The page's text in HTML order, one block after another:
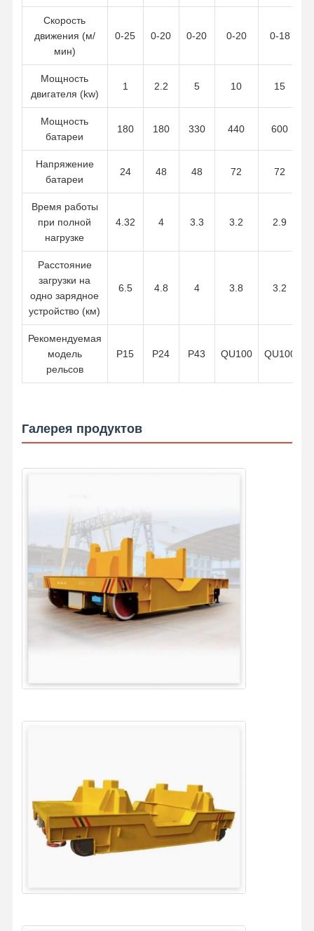
Скорость
движения (м/
мин)
0-25 0-20 0-20 0-20 0-18
Мощность
двигателя (kw)
1 2.2 5 10 15
Мощность
батареи
180 180 330 440 600
Напряжение
батареи
24 48 48 72 72
Время работы
при полной
нагрузке
4.32 4 3.3 3.2 2.9
Расстояние
загрузки на
одно зарядное
устройство (км)
6.5 4.8 4 3.8 3.2
Рекомендуемая
модель
рельсов
P15 P24 P43 QU100 QU100
Галерея продуктов